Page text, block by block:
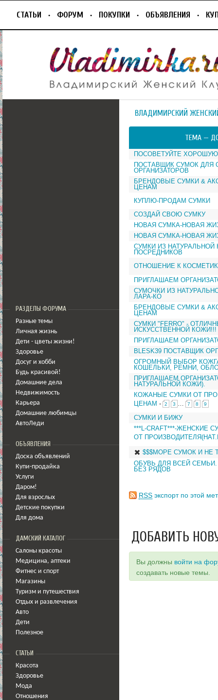
СТАТЬИ ФОРУМ ПОКУПКИ ОБЪЯВЛЕНИЯ
РАЗДЕЛЫ ФОРУМА
Разные темы
Личная жизнь
Дети - цветы жизни!
Здоровье
Досуг и хобби
Будь красивой!
Домашние дела
Недвижимость
Карьера
Домашние любимцы
АвтоЛеди
ОБЪЯВЛЕНИЯ
Доска объявлений
Купи-продайка
Услуги
Даром!
Для взрослых
Детские покупки
Для дома
ДАМСКИЙ КАТАЛОГ
Салоны красоты
Медицина, аптеки
Фитнес и спорт
Магазины
Туризм и путешествия
Отдых и развлечения
Авто
Дети
Полезное
СТАТЬИ
Красота
Здоровье
Мода
Отношения
ВЛАДИМИРСКИЙ
ТЕМА —
ПОСОВЕТУЙТЕ
ПОСТАВЩИК СУМОК ДЛЯ
ОРГАНИЗАТОРОВ
БРЕНДОВЫЕ СУМКИ &
ЦЕНАМ
КУПЛЮ-ПРОДАМ СУМКИ
СОЗДАЙ СВОЮ СУМКУ
НОВАЯ СУМКА-НОВАЯ
НОВАЯ СУМКА-НОВАЯ
СУМКИ ИЗ НАТУРАЛЬНОЙ
ПОСРЕДНИКОВ
ОТНОШЕНИЕ К
ПРИГЛАШАЕМ
СУМОЧКИ ИЗ
ЛАРА-КО
БРЕНДОВЫЕ СУМКИ &
ЦЕНАМ
СУМКИ "FERRO" -
ИСКУССТВЕННОЙ КОЖИ!!!
ПРИГЛАШАЕМ
BLESK39 ПОСТАВЩИК
ОГРОМНЫЙ ВЫБОР
КОШЕЛЬКИ, РЕМНИ,
ПРИГЛАШАЕМ
НАТУРАЛЬНОЙ КОЖИ).
КОЖАНЫЕ СУМКИ ОТ
ЦЕНАМ - 2 3 7 8 9
СУМКИ И БИЖУ
***L-CRAFT***-ЖЕНСКИЕ
ОТ
$$$МОРЕ СУМОК И НЕ
ОБУВЬ ДЛЯ ВСЕЙ
БЕЗ РЯДОВ
RSS экспорт по этой
ДОБАВИТЬ
Вы должны войти на
создавать новые темы.